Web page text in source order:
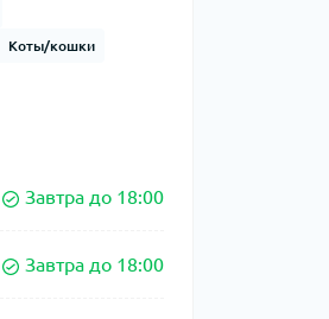
Коты/кошки
Завтра до 18:00
Завтра до 18:00